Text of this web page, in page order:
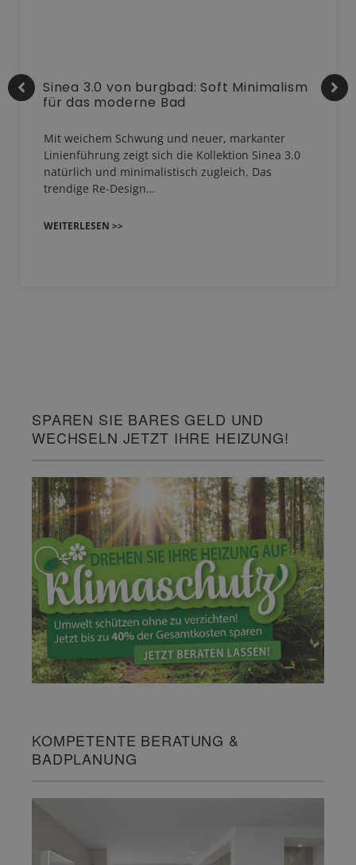
Sinea 3.0 von burgbad: Soft Minimalism
für das moderne Bad
Mit weichem Schwung und neuer, markanter
Linienführung zeigt sich die Kollektion Sinea 3.0
natürlich und minimalistisch zugleich. Das
trendige Re-Design…
WEITERLESEN >>
SPAREN SIE BARES GELD UND
WECHSELN JETZT IHRE HEIZUNG!
KOMPETENTE BERATUNG &
BADPLANUNG